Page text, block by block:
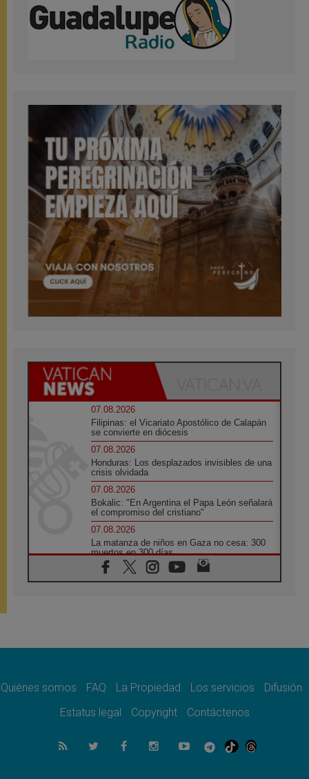
07.08.2026
Filipinas: el Vicariato Apostólico de Calapán
se convierte en diócesis
07.08.2026
Honduras: Los desplazados invisibles de una
crisis olvidada
07.08.2026
Bokalic: "En Argentina el Papa León señalará
el compromiso del cristiano"
07.08.2026
La matanza de niños en Gaza no cesa: 300
muertos en 300 días
07.08.2026
Tagle: La guerra desfigura el mundo, solo la
como misión al servicio del Evangelio
SIGNIS 2026, dar voz a las religiosas en el
07.08.2026
Lanzan un proyecto de empoderamiento
Quiénes somos FAQ La Propiedad Los servicios
Difusión
Estatus legal
Copyright Contáctenos